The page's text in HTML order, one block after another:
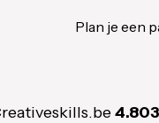
Plan je een